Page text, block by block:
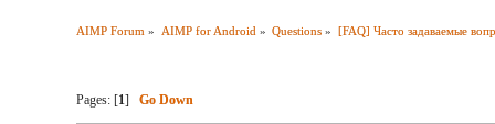
AIMP Forum » AIMP for Android » Questions » [FAQ] Часто задаваемые
Pages: [1] Go Down